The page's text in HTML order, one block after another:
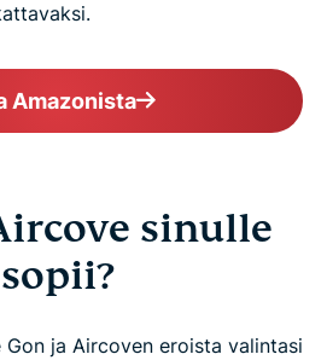
Amazonista
sinulle
sopii?
ja Aircoven eroista valintasi